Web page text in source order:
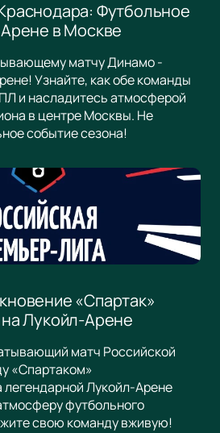
Футбольное
в Москве
матчу Динамо -
Узнайте, как обе команды
и насладитесь атмосферой
в центре Москвы. Не
событие сезона!
«Спартак»
Лукойл-Арене
матч Российской
«Спартаком»
Лукойл-Арене
футбольного
свою команду вживую!